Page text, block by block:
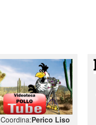
Coordina:Perico Liso